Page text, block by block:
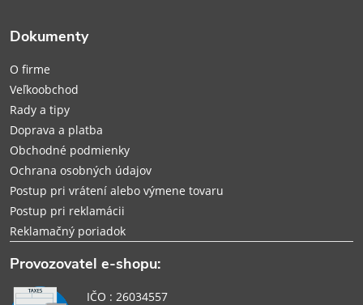
e
Dokumenty
O firme
Veľkoobchod
Rady a tipy
Doprava a platba
Obchodné podmienky
Ochrana osobných údajov
Postup pri vrátení alebo výmene tovaru
Postup pri reklamácii
Reklamačný poriadok
Provozovatel e-shopu:
IČO : 26034557